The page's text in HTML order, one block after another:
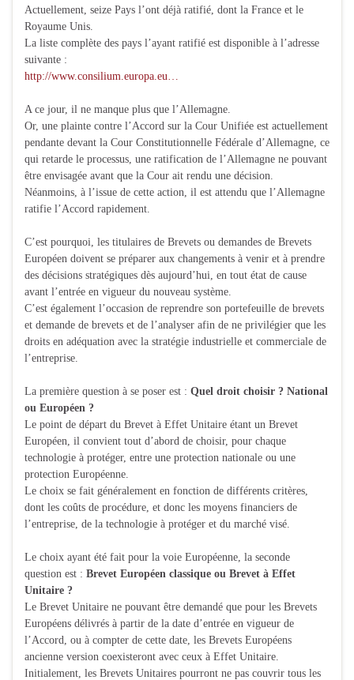
Actuellement, seize Pays l’ont déjà ratifié, dont la France et le
Royaume Unis.
La liste complète des pays l’ayant ratifié est disponible à l’adresse
suivante :
http://www.consilium.europa.eu…
A ce jour, il ne manque plus que l’Allemagne.
Or, une plainte contre l’Accord sur la Cour Unifiée est actuellement
pendante devant la Cour Constitutionnelle Fédérale d’Allemagne, ce
qui retarde le processus, une ratification de l’Allemagne ne pouvant
être envisagée avant que la Cour ait rendu une décision.
Néanmoins, à l’issue de cette action, il est attendu que l’Allemagne
ratifie l’Accord rapidement.
C’est pourquoi, les titulaires de Brevets ou demandes de Brevets
Européen doivent se préparer aux changements à venir et à prendre
des décisions stratégiques dès aujourd’hui, en tout état de cause
avant l’entrée en vigueur du nouveau système.
C’est également l’occasion de reprendre son portefeuille de brevets
et demande de brevets et de l’analyser afin de ne privilégier que les
droits en adéquation avec la stratégie industrielle et commerciale de
l’entreprise.
La première question à se poser est : Quel droit choisir ? National
ou Européen ?
Le point de départ du Brevet à Effet Unitaire étant un Brevet
Européen, il convient tout d’abord de choisir, pour chaque
technologie à protéger, entre une protection nationale ou une
protection Européenne.
Le choix se fait généralement en fonction de différents critères,
dont les coûts de procédure, et donc les moyens financiers de
l’entreprise, de la technologie à protéger et du marché visé.
Le choix ayant été fait pour la voie Européenne, la seconde
question est : Brevet Européen classique ou Brevet à Effet
Unitaire ?
Le Brevet Unitaire ne pouvant être demandé que pour les Brevets
Européens délivrés à partir de la date d’entrée en vigueur de
l’Accord, ou à compter de cette date, les Brevets Européens
ancienne version coexisteront avec ceux à Effet Unitaire.
Initialement, les Brevets Unitaires pourront ne pas couvrir tous les